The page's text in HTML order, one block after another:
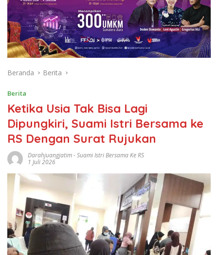
Beranda Berita
Berita
Ketika Usia Tak Bisa Lagi
Dipungkiri, Suami Istri Bersama ke
RS Dengan Surat Rujukan
Darahjuangjatim-Suami Istri Bersama Ke RS
1 Juli 2026